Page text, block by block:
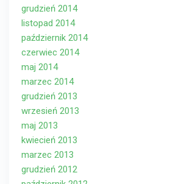
grudzień 2014
listopad 2014
październik 2014
czerwiec 2014
maj 2014
marzec 2014
grudzień 2013
wrzesień 2013
maj 2013
kwiecień 2013
marzec 2013
grudzień 2012